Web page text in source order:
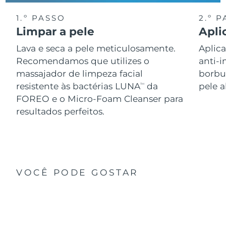
1.º PASSO
Limpar a pele
Lava e seca a pele meticulosamente.
Recomendamos que utilizes o
massajador de limpeza facial
resistente às bactérias LUNATM
da
FOREO e o Micro-Foam Cleanser para
resultados perfeitos.
2.º
anti-
pele
VOCÊ PODE GOSTAR